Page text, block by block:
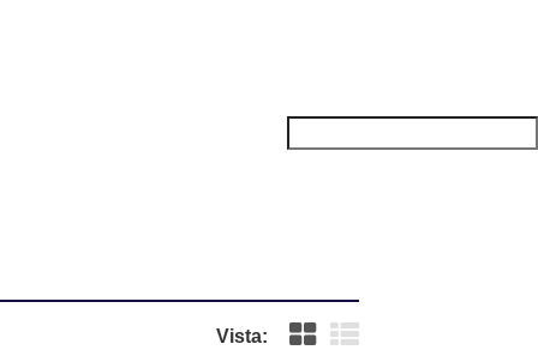
Vista: